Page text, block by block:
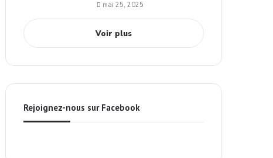
mai 25, 2025
Voir plus
Rejoignez-nous sur Facebook